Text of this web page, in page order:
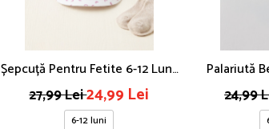
Șepcuță Pentru Fetite 6-12 Luni,
Broderie Cirese, Alba
27,99 Lei24,99 Lei
6-12 luni
Palariută
Imprimeu
24,99